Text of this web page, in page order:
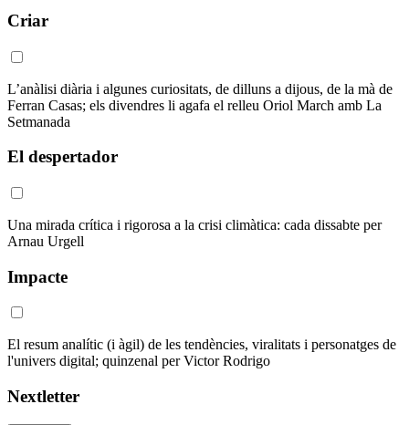
Criar
L’anàlisi diària i algunes curiositats, de dilluns a dijous, de la mà de
Ferran Casas; els divendres li agafa el relleu Oriol March amb La
Setmanada
El despertador
Una mirada crítica i rigorosa a la crisi climàtica: cada dissabte per
Arnau Urgell
Impacte
El resum analític (i àgil) de les tendències, viralitats i personatges de
l'univers digital; quinzenal per Victor Rodrigo
Nextletter